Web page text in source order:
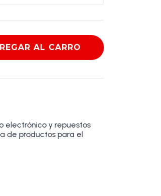
AL CARRO
electrónico y repuestos
de productos para el